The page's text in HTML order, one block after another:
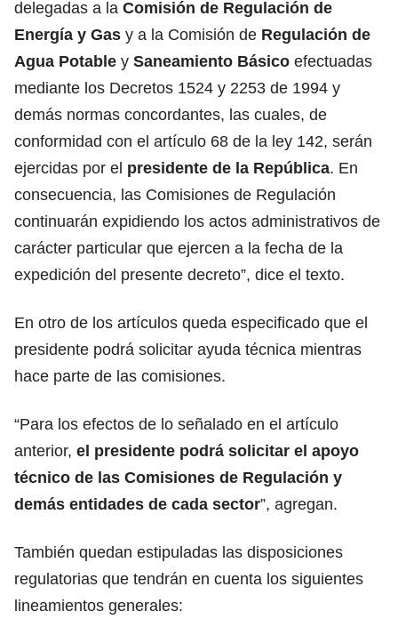
delegadas a la Comisión de Regulación de
Energía y Gas y a la Comisión de Regulación de
Agua Potable y Saneamiento Básico efectuadas
mediante los Decretos 1524 y 2253 de 1994 y
demás normas concordantes, las cuales, de
conformidad con el artículo 68 de la ley 142, serán
ejercidas por el presidente de la República. En
consecuencia, las Comisiones de Regulación
continuarán expidiendo los actos administrativos de
carácter particular que ejercen a la fecha de la
expedición del presente decreto”, dice el texto.
En otro de los artículos queda especificado que el
presidente podrá solicitar ayuda técnica mientras
hace parte de las comisiones.
“Para los efectos de lo señalado en el artículo
anterior, el presidente podrá solicitar el apoyo
técnico de las Comisiones de Regulación y
demás entidades de cada sector”, agregan.
También quedan estipuladas las disposiciones
regulatorias que tendrán en cuenta los siguientes
lineamientos generales: